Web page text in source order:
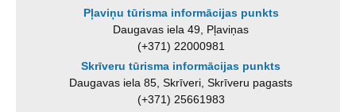
Pļaviņu tūrisma informācijas punkts
Daugavas iela 49, Pļaviņas
(+371) 22000981
Skrīveru tūrisma informācijas punkts
Daugavas iela 85, Skrīveri, Skrīveru pagasts
(+371) 25661983